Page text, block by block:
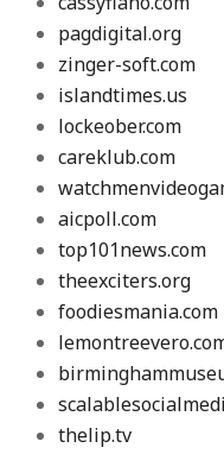
pagdigital.org
zinger-soft.com
islandtimes.us
lockeober.com
careklub.com
aicpoll.com
top101news.com
theexciters.org
foodiesmania.com
thelip.tv